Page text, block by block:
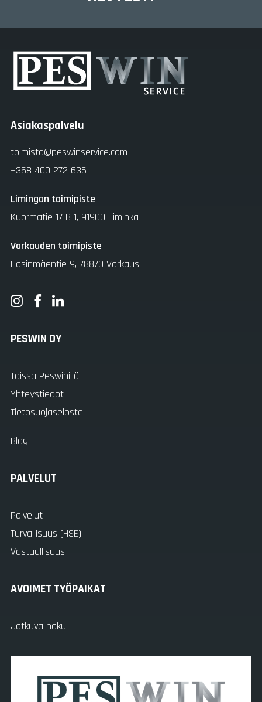
Asiakaspalvelu
toimisto@peswinservice.com
+358 400 272 636
Limingan toimipiste
Kuormatie 17 B 1, 91900 Liminka
Varkauden toimipiste
Hasinmäentie 9, 78870 Varkaus
PESWIN OY
Töissä Peswinillä
Yhteystiedot
Tietosuojaseloste
Blogi
PALVELUT
Palvelut
Turvallisuus (HSE)
Vastuullisuus
AVOIMET TYÖPAIKAT
Jatkuva haku